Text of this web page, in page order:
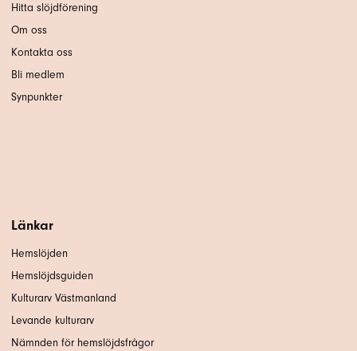
Hitta slöjdförening
Om oss
Kontakta oss
Bli medlem
Synpunkter
Länkar
Hemslöjden
Hemslöjdsguiden
Kulturarv Västmanland
Levande kulturarv
Nämnden för hemslöjdsfrågor